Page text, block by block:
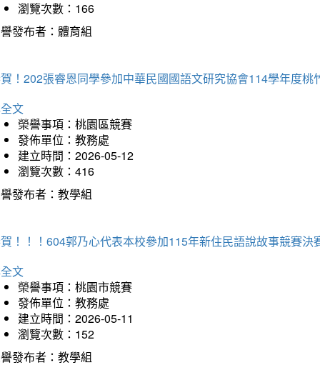
瀏覽次數：166
發布者：體育組
！202張睿恩同學參加中華民國國語文研究協會114學年度
文
榮譽事項：桃園區競賽
發佈單位：教務處
建立時間：2026-05-12
瀏覽次數：416
發布者：教學組
！！！604郭乃心代表本校參加115年新住民語說故事競賽決
文
榮譽事項：桃園市競賽
發佈單位：教務處
建立時間：2026-05-11
瀏覽次數：152
發布者：教學組